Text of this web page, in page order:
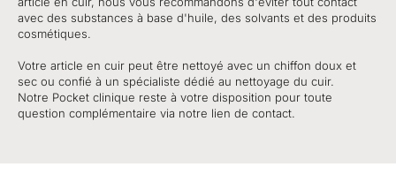
avec des substances à base d'huile, des solvants et des produits
cosmétiques.
Votre article en cuir peut être nettoyé avec un chiffon doux et
sec ou confié à un spécialiste dédié au nettoyage du cuir.
Notre Pocket clinique reste à votre disposition pour toute
question complémentaire via notre lien de contact.